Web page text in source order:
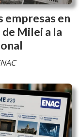
empresas en
Milei a la